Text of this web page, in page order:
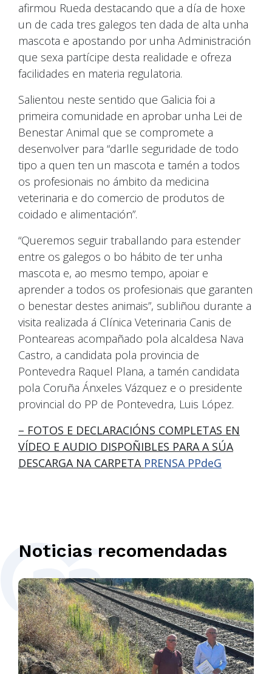
afirmou Rueda destacando que a día de hoxe
un de cada tres galegos ten dada de alta unha
mascota e apostando por unha Administración
que sexa partícipe desta realidade e ofreza
facilidades en materia regulatoria.
Salientou neste sentido que Galicia foi a
primeira comunidade en aprobar unha Lei de
Benestar Animal que se compromete a
desenvolver para “darlle seguridade de todo
tipo a quen ten un mascota e tamén a todos
os profesionais no ámbito da medicina
veterinaria e do comercio de produtos de
coidado e alimentación”.
“Queremos seguir traballando para estender
entre os galegos o bo hábito de ter unha
mascota e, ao mesmo tempo, apoiar e
aprender a todos os profesionais que garanten
o benestar destes animais”, subliñou durante a
visita realizada á Clínica Veterinaria Canis de
Ponteareas acompañado pola alcaldesa Nava
Castro, a candidata pola provincia de
Pontevedra Raquel Plana, a tamén candidata
pola Coruña Ánxeles Vázquez e o presidente
provincial do PP de Pontevedra, Luis López.
– FOTOS E DECLARACIÓNS COMPLETAS EN
VÍDEO E AUDIO DISPOÑIBLES PARA A SÚA
DESCARGA NA CARPETA PRENSA PPdeG
Noticias recomendadas